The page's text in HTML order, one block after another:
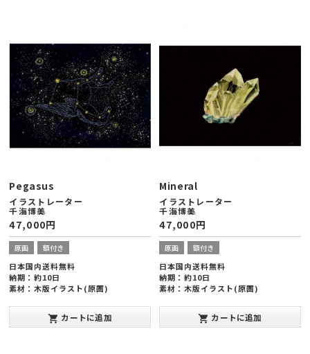
Pegasus
イラストレーター
千海博美
47,000円
原画 額付き
日本国内送料無料
納期：約10日
素材：木版イラスト(原画)
み20mm(太子版)
発表年：2013年10月
shopping_cart カートに追加
Mineral
イラストレーター
千海博美
47,000円
原画 額付き
日本国内送料無料
納期：約10日
素材：木版イラスト(原画)
み20mm(太子版)
発表年：2013年10月
shopping_cart カートに追加